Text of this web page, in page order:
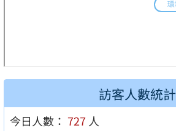
訪客人數統計
今日人數： 727 人